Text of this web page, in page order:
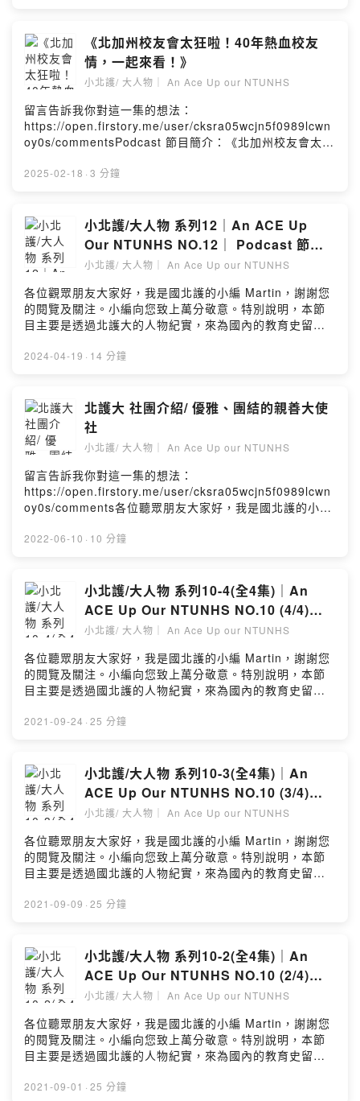
52:50 AI在助聽器上的應用01:00:40 企業看重的人才特質
與北護學生的優勢01:07:15 推動聽力健康議題的初衷
01:21:50 給有興趣者的建議與就業前景01:27:00 送給學
弟妹一句話🔹 [延伸連結]📢 更多精彩內容，歡迎訂閱！🎧
心官網 ➡️ https://alumnisc.ntunhs.edu.tw/📷 追蹤我們
的 FB ➡️ https://www.facebook.com/NTUNHSASC📷
追蹤我們的 IG ➡️
https://giving.ntunhs.edu.tw/Powered by Firstory
質改革計畫，並在 三軍總醫院及多家醫療機構 擔任管理
職。他在醫療管理、政策制定及災害應變方面累積多年經
驗，致力於提升台灣的醫療品質與服務效率。🔹 [訪談亮
點]⏳ 重點章節：00:33 開場與來賓介紹08:06 校園生活回
顧14:10三軍總醫院的管理規劃與創新20:25 921地震災害
及八仙塵爆事件應變的第一線經歷28:04 如何提升醫療品
質與病歷管理33:31 做醫管也要學會開地下街做生意41:46
怎樣能成為合格稱職的醫管人呢?50:35 醫管的相關學會有
那些?53:38 行政院公共工程委員會的委員都在做些什麼
容，歡迎訂閱！🎥 YouTube 頻道 ➡️
https://www.youtube.com/channel/UCNkxFDAytiwVZsj
p8Y_oFiA📌 校友服務中心官網 ➡️
https://alumnisc.ntunhs.edu.tw/📷 追蹤我們的 IG ➡️
書 ➡️ https://www.facebook.com/NTUNHSASC留言告
訴我你對這一集的想法：
https://open.firstory.me/user/cksra05wcjn5f0989lcwn
《北加州校友會太狂啦！40年熱血校友
情，一起來看！》
小北護/ 大人物｜ An Ace Up our NTUNHS
留言告訴我你對這一集的想法：
https://open.firstory.me/user/cksra05wcjn5f0989lcwn
oy0s/commentsPodcast 節目簡介：《北加州校友會太狂
無遠弗屆！ 你知道嗎？北加州校友會已經成立 40週年，不
友情！💰 愛心捐款，學長姐罩你！北加州校友會的周蕙蘭
會長聯合海外校友，攜手捐款，支持母校「曙光計畫」，
幫助經濟不利的學弟妹安心完成學業！更感人的是，陳淑
蓮校友 再加碼捐出壹萬美元，成立「安心就學獎助學
金」，讓更多學子受惠！這份愛與關懷，真的是滿滿北護
精神！🎉 校友情誼不只是捐款，還要一起創造回憶！北加
州校友會不僅用行動回饋母校，還積極經營校友情誼，定
期舉辦聯誼活動、旅遊行程，甚至參與當地的大專校友聯
合活動！從 摩洛哥騎駱駝 到 勞工節健行，不論是公益或
這股愛的力量！快來聽聽學長姐們的故事，一起傳承 北護
精神，讓這份熱血延續下去！💖🔊 點擊收聽本集
Podcast，感受最強校友團結力！Powered by Firstory
Hosting
2025-02-18 · 3 分鐘
小北護/大人物 系列12｜An ACE Up
Our NTUNHS NO.12｜ Podcast 節目
「從畢業到創業的故事：運動保健專家 曾
弘鋼」
小北護/ 大人物｜ An Ace Up our NTUNHS
各位觀眾朋友大家好，我是國北護的小編 Martin，謝謝您
的閱覽及關注。小編向您致上萬分敬意。特別說明，本節
目主要是透過北護大的人物紀實，來為國內的教育史留下
仍可透過下方連結贊助#國北護 #北護大 的各項捐款方案，
康大學"，就是"乎你健康"大學，進而一起為國人的健康盡
心力。連結在下面
↓↓↓↓↓↓↓↓https://donation.ntunhs.edu.tw/本節目是
由北護 校友刊物「小北護/大人物」人物專訪系列的衍生實
驗性的Podcast 節目。本影片的主要內容，以聲音訪談為
主，影片內容僅為輔。也就是說，您可以將這部影片當成
廣播節目來聽就可以囉~。訪問的對象可能是校友、老師、
學生、職員、甚至是北護的好鄰居。 希望透過訪問每位與
學校關係密切的夥伴，一起編織屬於你我的北護故事。---
的事業。曾弘鋼以自己豐富的專業知識和堅定的信念，成
為了運動保健領域的專家。曾弘鋼在北護求學時期，學習
了運動傷害防護的技術，並在學術知識的基礎上，開始研
究運動傷害的調整方法。他很感謝北護的老師和教育內
入北護的學生，到成為一名運動保健專家，曾弘鋼的創業
故事充滿著奮鬥與成長。他因為自身的腰痛問題而深入研
究運動傷害的治療方法，並將這些技術應用於創立的團隊
理、公司成立等問題。然而，他堅持不懈地克服困難，逐
位的健康服務。除了商業服務外，曾弘鋼還積極參與社會
公益活動，到社區為老人家提供免費的身體運動評估和治
療服務。他希望通過這些活動，向更多人傳播健康理念，
幫助他們改善身體健康。最後，曾弘鋼分享了自己與北護
的深厚情感，表示北護是他人生中的一個轉捩點，感謝學
校給予他的教育和栽培。他鼓勵學弟妹們堅持不懈，勇於
追求夢想，並歡迎有志於健康服務的年輕人加入他的團
就有望能夠實現自己的夢想，成就一番事業。接下來，就
https://donation.ntunhs.edu.tw/https://open.firstory.m
e/user/cksra05wcjn5f0989lcwnoy0s/commentsPower
ed by Firstory Hosting
2024-04-19 · 14 分鐘
北護大 社團介紹/ 優雅、團結的親善大使
社
小北護/ 大人物｜ An Ace Up our NTUNHS
留言告訴我你對這一集的想法：
https://open.firstory.me/user/cksra05wcjn5f0989lcwn
oy0s/comments各位聽眾朋友大家好，我是國北護的小編
特別說明，本節目主要是向各地的校友夥伴闡述北護大/親
款方案，來支持國北護的辦學理念；透過您的捐款，會讓
北護的學子們有更豐沛的資源進行學習。正如我們的校名
一樣"護理健康大學"，就是"乎你健康"大學，進而一起為國
人的健康盡心力。連結在下面
↓↓↓↓↓↓↓↓https://donation.ntunhs.edu.tw/-----------
--影片內容說明------------#關於我可能會讓你很意外的
point1.北護大有個社團叫做親善大使社2.親善大使社專出
帥哥美女3.親善大使們個個都表現得十分優雅還有很多你
可能會很意外的 point,直接進節目#國立臺北護理健康大學
我們北護大的社團，這個社團是優雅團結的親善大使社。
讓我們掌聲歡迎~👏👏👏親善大使社IG連結 :
https://instagram.com/ntunhs_ambassad...校友會官方
Line帳號：@109ojkay （請一定要+@）校友服務中心官
服務的地方，也歡迎與我們聯絡。#您可透過以下連結贊助
國立臺北護理健康大學，以實際行動支持學校的辦學理念
https://donation.ntunhs.edu.tw/只顯示部分資訊
2022-06-10 · 10 分鐘
小北護/大人物 系列10-4(全4集)｜An
ACE Up Our NTUNHS NO.10 (4/4)｜
Podcast 節目 專訪林王美園女士 -聽我說
說北護的故事/繼往開來的人生體悟
小北護/ 大人物｜ An Ace Up our NTUNHS
各位聽眾朋友大家好，我是國北護的小編 Martin，謝謝您
的閱覽及關注。小編向您致上萬分敬意。特別說明，本節
目主要是透過國北護的人物紀實，來為國內的教育史留下
仍可透過下方連結贊助#國北護 的各項捐款方案，來支持
學"，就是"乎你健康"大學，進而一起為國人的健康盡心
力。連結在下面
↓↓↓↓↓↓↓↓https://donation.ntunhs.edu.tw/本節目是
由北護 校友刊物「小北護/大人物」人物專訪系列的所衍生
實驗性的Podcast 節目。訪問的對象可能是校友、老師、
學生、職員、甚至是北護的好鄰居。 希望透過訪問每位與
學校關係密切的夥伴，一起編織屬於你我的北護故事。---
以下正文影片內容說明---今天邀請來分享故事的是 北護三
專第一屆的資深校友 #林王美園女士 (第10期訪談節目內容
域發光發熱。在職場上的時光，透過制定護理人員業務標
準、從立法面確立了護理人員的權利及義務。也曾任台北
市衛生局副局長 致力推廣「家庭計畫」、促進偏鄉、山區
民眾的醫療保健服務。在第四集 學姊談到她在衛生署及台
下，要如何帶領著國內公衛人員、護理人員，將整個衛生
環境經營得更好。而她個人在職涯歷程經驗日漸飽滿之
後，也沒有停下腳步，持續的學習，也致力於將知識經驗
不保留的，在節目當中與各位聽眾朋友分享。接下來，就
2021-09-24 · 25 分鐘
小北護/大人物 系列10-3(全4集)｜An
ACE Up Our NTUNHS NO.10 (3/4)｜
Podcast 節目 專訪林王美園女士 -聽我說
說北護的故事/護理拓荒開墾
小北護/ 大人物｜ An Ace Up our NTUNHS
各位聽眾朋友大家好，我是國北護的小編 Martin，謝謝您
的閱覽及關注。小編向您致上萬分敬意。特別說明，本節
目主要是透過國北護的人物紀實，來為國內的教育史留下
仍可透過下方連結贊助#國北護 的各項捐款方案，來支持
學"，就是"乎你健康"大學，進而一起為國人的健康盡心
力。連結在下面
↓↓↓↓↓↓↓↓https://donation.ntunhs.edu.tw/本節目是
由北護 校友刊物「小北護/大人物」人物專訪系列的所衍生
實驗性的Podcast 節目。訪問的對象可能是校友、老師、
學生、職員、甚至是北護的好鄰居。 希望透過訪問每位與
學校關係密切的夥伴，一起編織屬於你我的北護故事。---
以下正文影片內容說明---今天邀請來分享故事的是 北護三
專第一屆的資深校友 #林王美園女士 (第10期訪談節目內容
2021-09-09 · 25 分鐘
小北護/大人物 系列10-2(全4集)｜An
ACE Up Our NTUNHS NO.10 (2/4)｜
Podcast 節目 專訪林王美園女士 -聽我說
說北護的故事/畢業、就業、成長
小北護/ 大人物｜ An Ace Up our NTUNHS
各位聽眾朋友大家好，我是國北護的小編 Martin，謝謝您
的閱覽及關注。小編向您致上萬分敬意。特別說明，本節
目主要是透過國北護的人物紀實，來為國內的教育史留下
仍可透過下方連結贊助#國北護 的各項捐款方案，來支持
2021-09-01 · 25 分鐘